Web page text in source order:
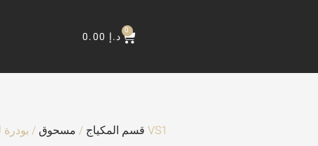
د.إ 0
قسم المكياج / مسحوق / بودرة لوز شفافة VS1